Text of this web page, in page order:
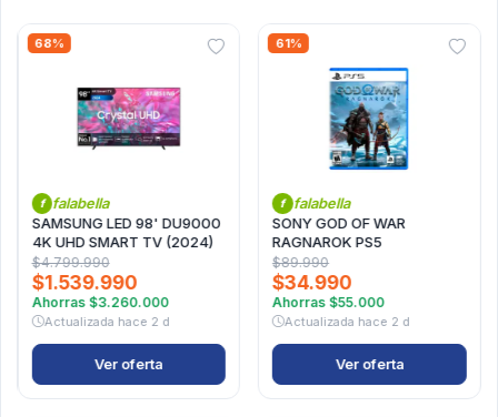
68%
f
falabella
SAMSUNG LED 98' DU9000
4K UHD SMART TV (2024)
$4.799.990
$1.539.990
Ahorras $3.260.000
Actualizada hace 2 d
Ver oferta
61%
f
falabella
SONY GOD OF WAR
RAGNAROK PS5
$89.990
$34.990
Ahorras $55.000
Actualizada hace 2 d
Ver oferta